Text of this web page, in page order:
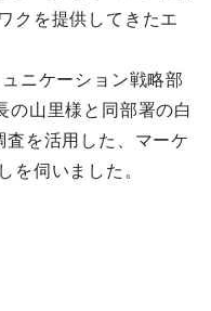
クを提供してきたエ
ニケーション戦略部
の山里様と同部署の白
を活用した、マーケ
を伺いました。